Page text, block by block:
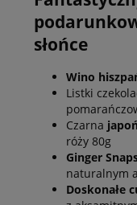
słońce
Wino
Listki
Czarna
róży 80g
Ginger
naturalnym
Doskonałe